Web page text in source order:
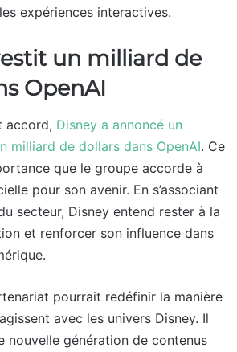
expériences interactives.
un milliard de
OpenAI
accord, Disney a annoncé un
milliard de dollars dans OpenAI. Ce
que le groupe accorde à
pour son avenir. En s’associant
secteur, Disney entend rester à la
et renforcer son influence dans
pourrait redéfinir la manière
avec les univers Disney. Il
nouvelle génération de contenus